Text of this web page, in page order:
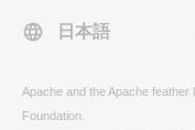
Apache and the Apache
Foundation.